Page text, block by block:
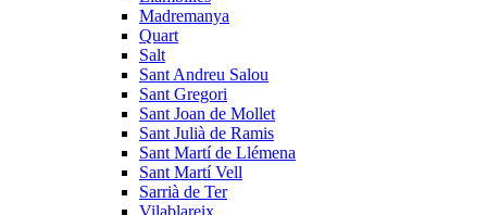
Madremanya
Quart
Salt
Sant Andreu Salou
Sant Gregori
Sant Joan de Mollet
Sant Julià de Ramis
Sant Martí de Llémena
Sant Martí Vell
Sarrià de Ter
Vilablareix